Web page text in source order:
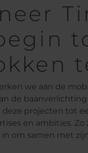
we aan de
de
deze projecten tot
en ambities.
om samen met